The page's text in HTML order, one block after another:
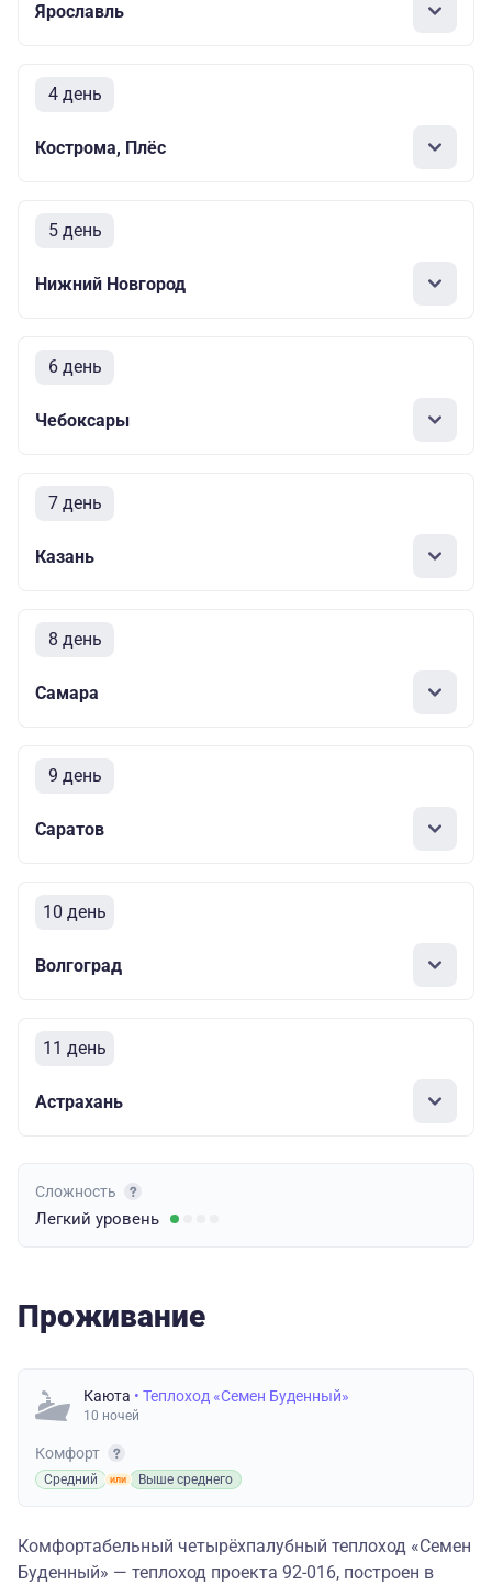
Ярославль
4 день
Кострома, Плёс
5 день
Нижний Новгород
6 день
Чебоксары
7 день
Казань
8 день
Самара
9 день
Саратов
10 день
Волгоград
11 день
Астрахань
Сложность
Легкий уровень
Проживание
Каюта • Теплоход «Семен Буденный»
10 ночей
Комфорт
Средний Выше среднего
Комфортабельный четырёхпалубный теплоход «Семен
Буденный» — теплоход проекта 92-016, построен в